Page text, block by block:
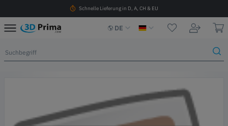
Schnelle Lieferung in D, A, CH & EU
DE